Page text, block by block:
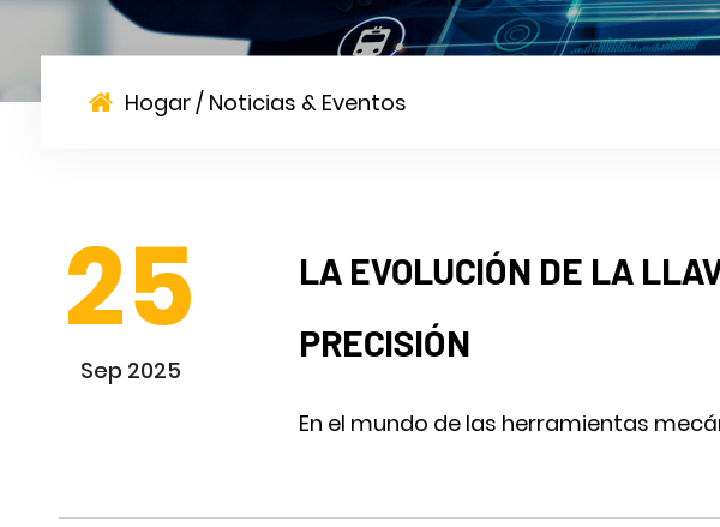
Hogar/ Noticias & Eventos
25
Sep 2025
LA EVOLUCIÓN DE LA
PRECISIÓN
En el mundo de las herramientas